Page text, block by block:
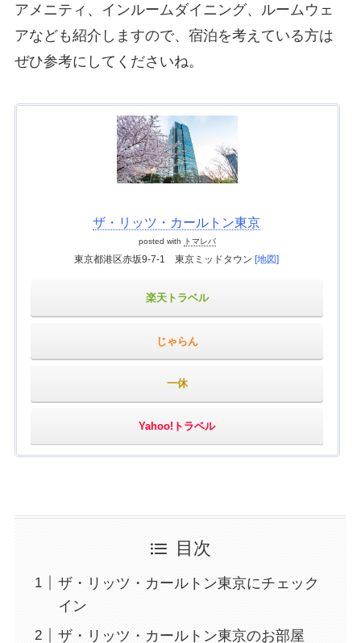
アメニティ、インルームダイニング、ルームウェ
アなども紹介しますので、宿泊を考えている方は
ぜひ参考にしてくださいね。
ザ・リッツ・カールトン東京
posted with トマレバ
東京都港区赤坂9-7-1 東京ミッドタウン [地図]
楽天トラベル
じゃらん
一休
Yahoo!トラベル
目次
ザ・リッツ・カールトン東京にチェック
イン
ザ・リッツ・カールトン東京のお部屋